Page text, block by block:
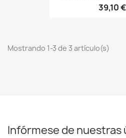
39,10 €
Mostrando 1-3 de 3 artículo(s)
Infórmese de nuestras